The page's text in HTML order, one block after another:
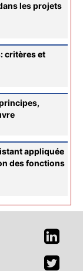
les projets
critères et
appliquée
des fonctions